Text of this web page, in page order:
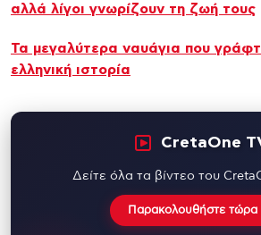
αλλά λίγοι γνωρίζουν τη ζωή τους
Τα μεγαλύτερα ναυάγια που
ελληνική ιστορία
CretaOne
Δείτε όλα τα βίντεο του
Παρακολουθήστε